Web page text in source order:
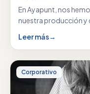
En Ayapunt, nos
nuestra producción y
Leer más→
Corporativo